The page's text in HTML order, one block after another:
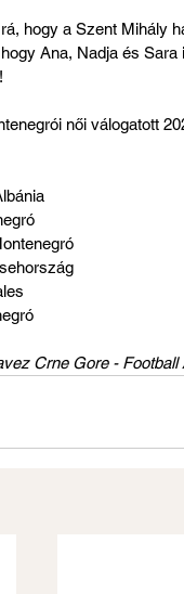
hogy a Szent Mihály
Ana, Nadja és
női válogatott
Crne Gore -